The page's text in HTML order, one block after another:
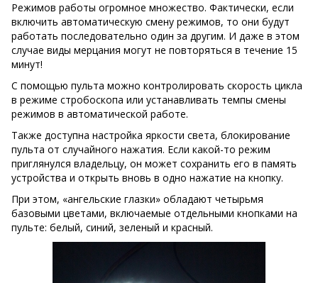
Режимов работы огромное множество. Фактически, если
включить автоматическую смену режимов, то они будут
работать последовательно один за другим. И даже в этом
случае виды мерцания могут не повторяться в течение 15
минут!
С помощью пульта можно контролировать скорость цикла
в режиме стробоскопа или устанавливать темпы смены
режимов в автоматической работе.
Также доступна настройка яркости света, блокирование
пульта от случайного нажатия. Если какой-то режим
приглянулся владельцу, он может сохранить его в память
устройства и открыть вновь в одно нажатие на кнопку.
При этом, «ангельские глазки» обладают четырьмя
базовыми цветами, включаемые отдельными кнопками на
пульте: белый, синий, зеленый и красный.